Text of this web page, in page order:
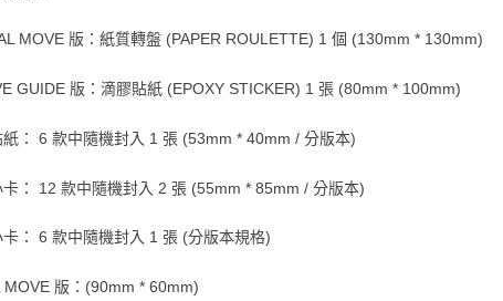
MOVE 版：紙質轉盤 (PAPER ROULETTE) 1 個 (130mm * 130mm)
GUIDE 版：滴膠貼紙 (EPOXY STICKER) 1 張 (80mm * 100mm)
紙： 6 款中隨機封入 1 張 (53mm * 40mm / 分版本)
卡： 12 款中隨機封入 2 張 (55mm * 85mm / 分版本)
： 6 款中隨機封入 1 張 (分版本規格)
MOVE 版：(90mm * 60mm)